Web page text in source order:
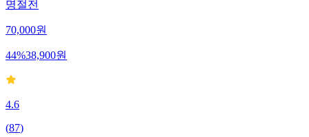
명절전
70,000원
44%38,900원
4.6
(87)